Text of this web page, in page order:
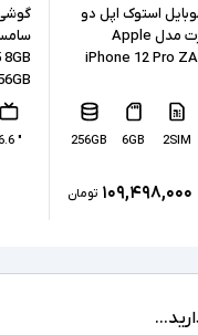
صفحه نمایش 800 تا 1200 نیت - کیفیت دوربین
استوک اپل دو
سیم کارت مدل Apple
iPhone 12 Pro
2SIM
6GB
256GB
۱۰۹,۴۹۸,۰۰۰ تومان
" 6.6